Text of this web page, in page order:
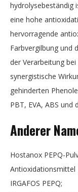
hydrolysebeständig
eine hohe
hervorragende
Farbvergilbung und
der Verarbeitung
synergistische
gehinderten
PBT, EVA, ABS
Anderer
Hostanox PEPQ-
Antioxidationsmittel
IRGAFOS PEPQ;